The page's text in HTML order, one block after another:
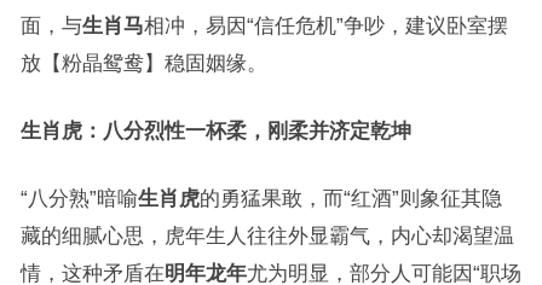
面，与生肖马相冲，易因“信任危机”争吵，建议卧室摆
放【粉晶鸳鸯】稳固姻缘。
生肖虎：八分烈性一杯柔，刚柔并济定乾坤
“八分熟”暗喻生肖虎的勇猛果敢，而“红酒”则象征其隐
藏的细腻心思，虎年生人往往外显霸气，内心却渴望温
情，这种矛盾在明年龙年尤为明显，部分人可能因“职场